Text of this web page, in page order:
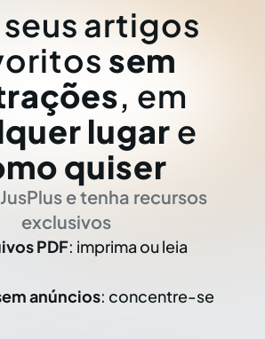
seus artigos
sem
, em
lugar e
quiser
e tenha recursos
exclusivos
PDF: imprima ou leia
anúncios: concentre-se